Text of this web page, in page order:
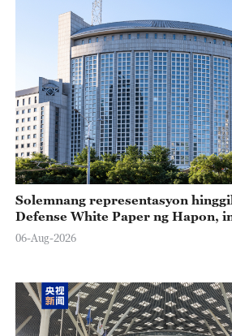
Solemnang representasyon
Defense White Paper ng Hapon,
06-Aug-2026